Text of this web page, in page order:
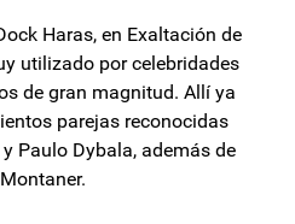
Haras, en Exaltación de
utilizado por celebridades
de gran magnitud. Allí ya
parejas reconocidas
Paulo Dybala, además de